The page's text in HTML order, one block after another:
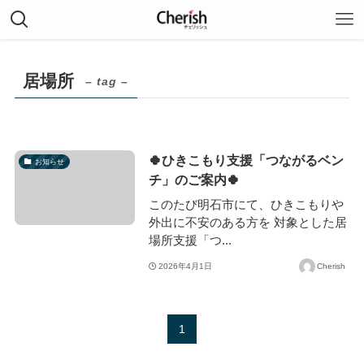
居場所 – tag –
お知らせ
🍀ひきこもり支援「つながるベン
チ」のご案内🍀
このたび明石市にて、ひきこもりや
外出に不安のある方を 対象とした居
場所支援「つ...
2026年4月1日 Cherish
1